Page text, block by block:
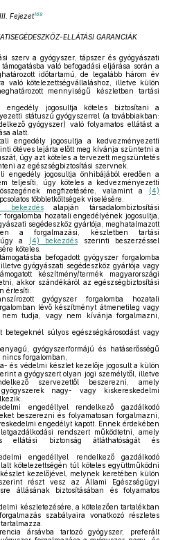
III. Fejezet168
ELLÁTÁSI GARANCIÁK
szerv a gyógyszer, tápszer és gyógyászati
való befogadási eljárása során a
időtartamú, de legalább három év
való kötelezettségvállaláshoz, illetve külön
mennyiségű készletben tartási
engedély jogosultja köteles biztosítani a
státuszú gyógyszerrel (a továbbiakban:
gyógyszer) való folyamatos ellátást a
alatt.
engedély jogosultja a kedvezményezetti
ötéves lejárta előtt meg kívánja szüntetni a
úgy azt köteles a tervezett megszüntetés
az egészségbiztosítási szervnek.
engedély jogosultja önhibájából eredően a
teljesíti, úgy köteles a kedvezményezetti
megfizetésére, valamint a (4)
többletköltségek viselésére.
bekezdésalapján társadalombiztosítási
forgalomba hozatali engedélyének jogosultja,
segédeszköz gyártója, meghatalmazott
a forgalmazási, készletben tartási
úgy a
(4) bekezdés szerinti beszerzéssel
köteles.
befogadott gyógyszer forgalomba
gyógyászati segédeszköz gyártója vagy
készítmény/termék magyarországi
akkor szándékáról az egészségbiztosítási
értesíti.
gyógyszer forgalomba hozatali
lévő készítményt átmenetileg vagy
tudja, vagy nem kívánja forgalmazni,
súlyos egészségkárosodást vagy
gyógyszerformájú és hatáserősségű
forgalomban,
és védelmi készlet kezelője jogosult a külön
a gyógyszert olyan jogi személytől, illetve
szervezettől beszerezni, amely
nagy- vagy kiskereskedelmi
engedéllyel rendelkező gazdálkodó
beszerezni és folyamatosan forgalmazni,
engedélyt kapott. Ennek érdekében
rendszert működtetni, amely
ellátási biztonság átláthatóságát és
engedéllyel rendelkező gazdálkodó
kötelezettségén túl köteles együttműködni
kezelőjével, melynek keretében külön
részt vesz az Állami Egészségügyi
állásának biztosításában és folyamatos
készletezésére, a kötelezően tartalékban
szabályaira vonatkozó részletes
ársávba tartozó gyógyszer, preferált